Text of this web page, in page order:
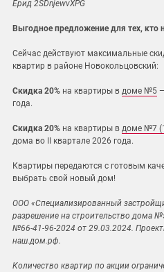
Ерид 2SDnjewvXPG
Выгодное предложение для тех, кто
Сейчас действуют максимальные
квартир в районе Новокольцовский:
Скидка 20% на квартиры в доме №5
года.
Скидка 20% на квартиры в доме №7
дома во II квартале 2026 года.
Квартиры передаются с готовым
выбрать свой новый дом!
ООО «Специализированный
разрешение на строительство дома
№66-41-96-2024 от 29.03.2024.
наш.дом.рф.
Количество квартир по акции